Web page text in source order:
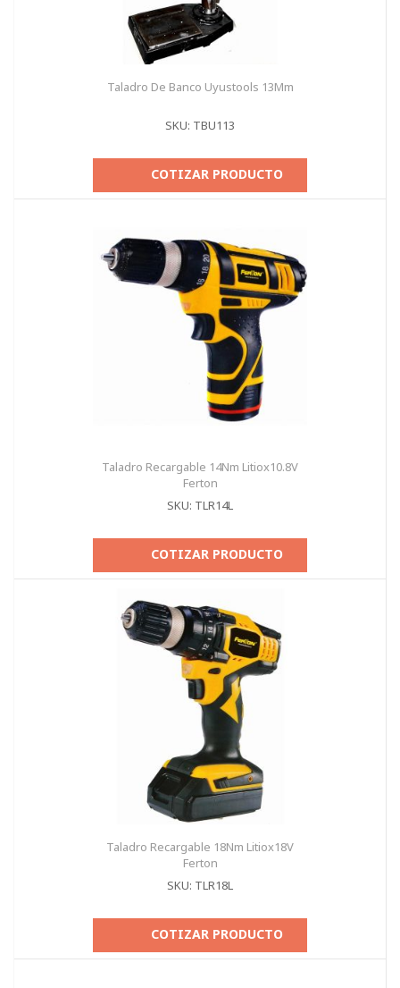
Taladro De Banco Uyustools 13Mm
SKU: TBU113
COTIZAR PRODUCTO
Taladro Recargable 14Nm Litiox10.8V
Ferton
SKU: TLR14L
COTIZAR PRODUCTO
Taladro Recargable 18Nm Litiox18V
Ferton
SKU: TLR18L
COTIZAR PRODUCTO